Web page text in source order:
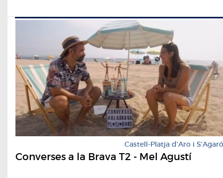
Castell-Platja d'Aro i S'Agaró
Converses a la Brava T2 - Mel Agustí